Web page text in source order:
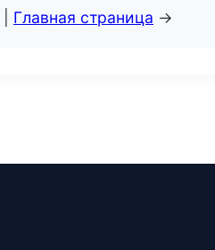
Главная страница →